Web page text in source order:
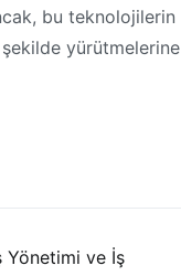
bu teknolojilerin
yürütmelerine
Yönetimi ve İş